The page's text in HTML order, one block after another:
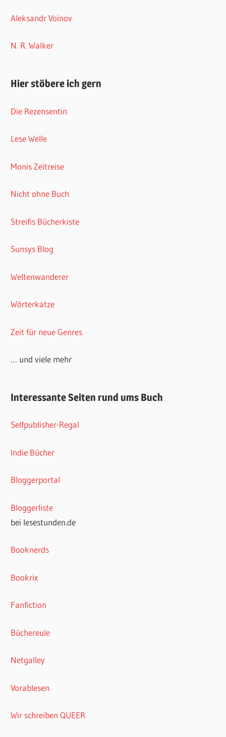
Aleksandr Voinov
N. R. Walker
Hier stöbere ich gern
Die Rezensentin
Lese Welle
Monis Zeitreise
Nicht ohne Buch
Streifis Bücherkiste
Sunsys Blog
Weltenwanderer
Wörterkatze
Zeit für neue Genres
… und viele mehr
Interessante Seiten rund ums Buch
Selfpublisher-Regal
Indie Bücher
Bloggerportal
Bloggerliste
bei lesestunden.de
Booknerds
Bookrix
Fanfiction
Büchereule
Netgalley
Vorablesen
Wir schreiben QUEER